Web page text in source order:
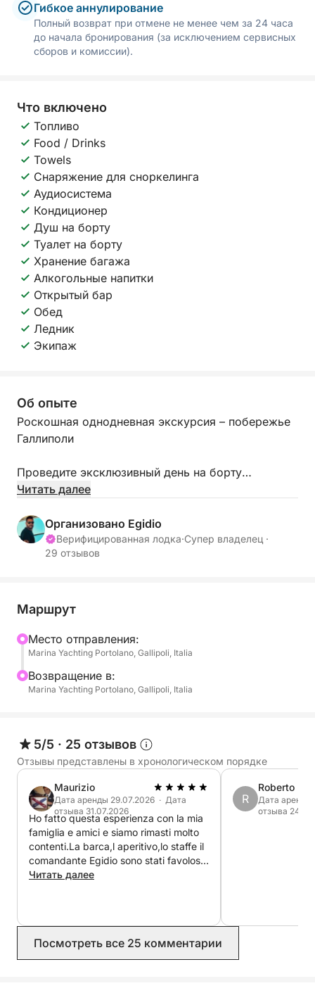
Гибкое аннулирование
Полный возврат при отмене не менее чем за 24 часа
до начала бронирования (за исключением сервисных
сборов и комиссии).
Что включено
Топливо
Food / Drinks
Towels
Снаряжение для сноркелинга
Аудиосистема
Кондиционер
Душ на борту
Туалет на борту
Хранение багажа
Алкогольные напитки
Открытый бар
Обед
Ледник
Экипаж
Об опыте
Роскошная однодневная экскурсия – побережье
Галлиполи
Проведите эксклюзивный день на борту
элегантной яхты среди кристально чистых вод
Расслабьтесь, насладитесь морем, аперитивом на
закате и остановитесь в самых красивых бухтах
📍 Отправление
Галлиполи
Рекомендуемое время:
⚓ Маршрут экскурсии
Возможные остановки:
Остров Сант-Андреа
Пунта-делла-Суина
Байя-Верде
Санта-Мария-аль-Баньо
Остановки для купания, сноркелинг, отдых на
солнце, обед из морепродуктов и аперитив на
борту.
Читать далее
Организовано Egidio
Верифицированная лодка·Супер владелец ·
29 отзывов
Маршрут
Mесто отправления:
Marina Yachting Portolano, Gallipoli, Italia
Bозвращение в:
Marina Yachting Portolano, Gallipoli, Italia
5/5 · 25 отзывов
Отзывы представлены в хронологическом порядке
Maurizio
Дата аренды 29.07.2026 · Дата
отзыва 31.07.2026
Ho fatto questa esperienza con la mia
famiglia e amici e siamo rimasti molto
contenti.La barca,l aperitivo,lo staffe il
comandante Egidio sono stati favolosi.
Lo raccomando a chiunque ha voglia
Читать далее
R
Roberto
Дата аренды
отзыва
Посмотреть все 25 комментарии